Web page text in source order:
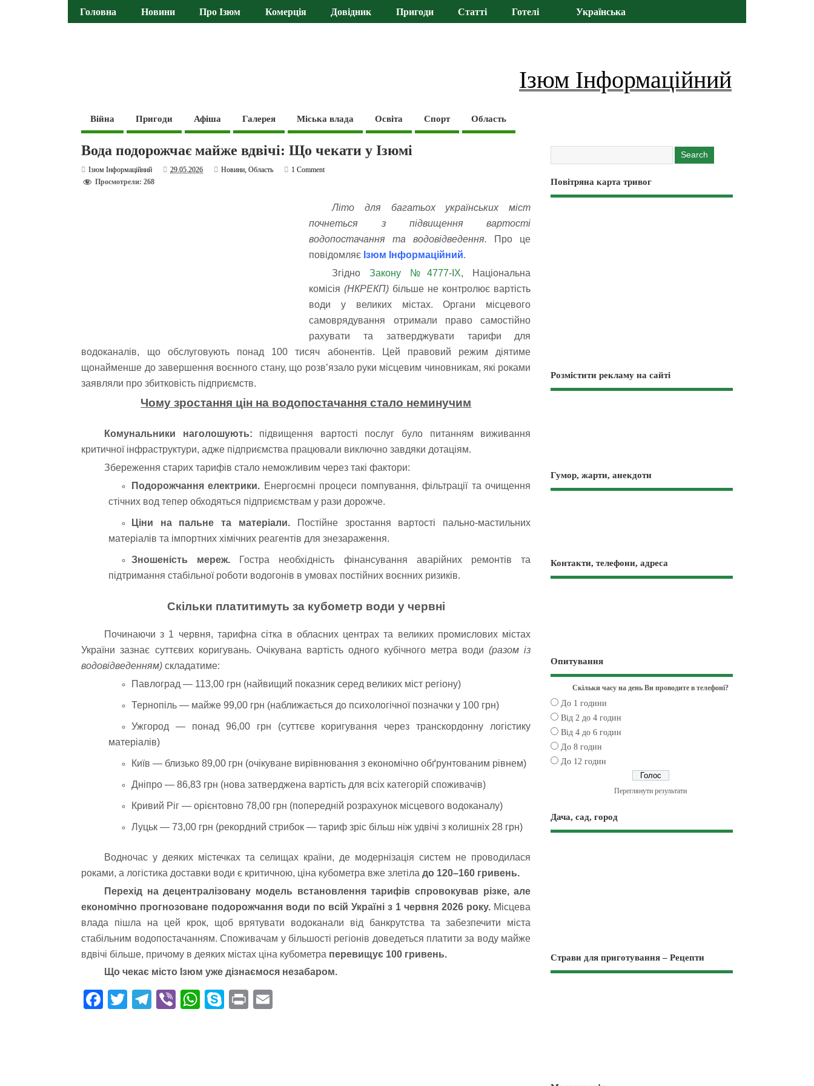
Головна Новини Про Ізюм Комерція Довідник Пригоди Статті Готелі Українська
Ізюм Інформаційний
Війна Пригоди Афіша Галерея Міська влада Освіта Спорт Область
Вода подорожчає майже вдвічі: Що чекати у Ізюмі
Ізюм Інформаційний 29.05.2026 Новини,Область
1 Comment
Просмотрели: 268
Літо для багатьох українських міст
почнеться з підвищення вартості
водопостачання та водовідведення. Про це
повідомляє Ізюм Інформаційний.
Згідно Закону №4777-ІХ, Національна
комісія(НКРЕКП) більше не контролює вартість
води у великих містах. Органи місцевого
самоврядування отримали право самостійно
рахувати та затверджувати тарифи для
водоканалів, що обслуговують понад 100 тисяч абонентів. Цей правовий режим діятиме
щонайменше до завершення воєнного стану, що розв’язало руки місцевим чиновникам, які роками
заявляли про збитковість підприємств.
Чому зростання цін на водопостачання стало неминучим
Комунальники наголошують: підвищення вартості послуг було питанням виживання
критичної інфраструктури, адже підприємства працювали виключно завдяки дотаціям.
Збереження старих тарифів стало неможливим через такі фактори:
Подорожчання електрики. Енергоємні процеси помпування, фільтрації та очищення
стічних вод тепер обходяться підприємствам у рази дорожче.
Ціни на пальне та матеріали.
Постійне зростання вартості пально-мастильних
матеріалів та імпортних хімічних реагентів для знезараження.
Зношеність мереж. Гостра необхідність фінансування аварійних ремонтів та
підтримання стабільної роботи водогонів в умовах постійних воєнних ризиків.
Скільки платитимуть за кубометр води у червні
Починаючи з 1 червня, тарифна сітка в обласних центрах та великих промислових містах
України зазнає суттєвих коригувань. Очікувана вартість одного кубічного метра води(разом із
водовідведенням) складатиме:
Павлоград — 113,00 грн (найвищий показник серед великих міст регіону)
Тернопіль — майже 99,00 грн (наближається до психологічної позначки у 100 грн)
Ужгород — понад 96,00 грн (суттєве коригування через транскордонну логістику
матеріалів)
Київ — близько 89,00 грн (очікуване вирівнювання з економічно обґрунтованим рівнем)
Дніпро — 86,83 грн (нова затверджена вартість для всіх категорій споживачів)
Кривий Ріг — орієнтовно 78,00 грн (попередній розрахунок місцевого водоканалу)
Луцьк — 73,00 грн (рекордний стрибок — тариф зріс більш ніж удвічі з колишніх 28 грн)
Водночас у деяких містечках та селищах країни, де модернізація систем не проводилася
роками, а логістика доставки води є критичною, ціна кубометра вже злетіладо 120–160 гривень.
Перехід на децентралізовану модель встановлення тарифів спровокував різке, але
економічно прогнозоване подорожчання води по всій Україні з 1 червня 2026 року. Місцева
влада пішла на цей крок, щоб врятувати водоканали від банкрутства та забезпечити міста
стабільним водопостачанням. Споживачам у більшості регіонів доведеться платити за воду майже
вдвічі більше, причому в деяких містах ціна кубометра перевищує 100 гривень.
Що чекає місто Ізюм уже дізнаємося незабаром.
Fa T
Te Vi
W
S
Pr
Повітряна карта тривог
Розмістити рекламу на сайті
Гумор, жарти, анекдоти
Контакти, телефони, адреса
Опитування
Скільки часу на день Ви проводите в телефоні?
До 1 години
Від 2 до 4 годин
Від 4 до 6 годин
До 8 годин
До 12 годин
Переглянути результати
Дача, сад, город
Страви для приготування – Рецепти